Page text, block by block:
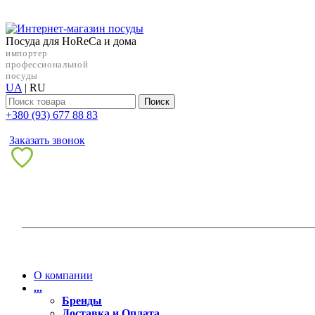
Посуда для HoReCa и дома
импортер
профессиональной
посуды
UA | RU
Поиск
+38‎0 (93) 677 88 83
Заказать звонок
О компании
...
Бренды